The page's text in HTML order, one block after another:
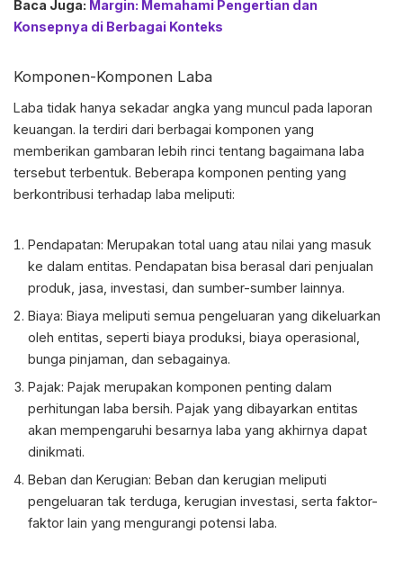
Baca Juga: Margin: Memahami Pengertian dan
Konsepnya di Berbagai Konteks
Komponen-Komponen Laba
Laba tidak hanya sekadar angka yang muncul pada laporan
keuangan. Ia terdiri dari berbagai komponen yang
memberikan gambaran lebih rinci tentang bagaimana laba
tersebut terbentuk. Beberapa komponen penting yang
berkontribusi terhadap laba meliputi:
Pendapatan: Merupakan total uang atau nilai yang masuk
ke dalam entitas. Pendapatan bisa berasal dari penjualan
produk, jasa, investasi, dan sumber-sumber lainnya.
Biaya: Biaya meliputi semua pengeluaran yang dikeluarkan
oleh entitas, seperti biaya produksi, biaya operasional,
bunga pinjaman, dan sebagainya.
Pajak: Pajak merupakan komponen penting dalam
perhitungan laba bersih. Pajak yang dibayarkan entitas
akan mempengaruhi besarnya laba yang akhirnya dapat
dinikmati.
Beban dan Kerugian: Beban dan kerugian meliputi
pengeluaran tak terduga, kerugian investasi, serta faktor-
faktor lain yang mengurangi potensi laba.